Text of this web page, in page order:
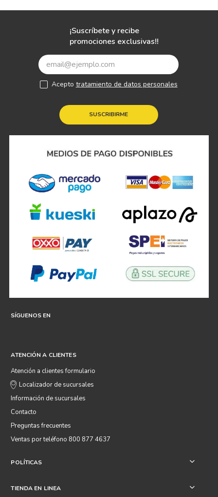
¡Suscríbete y recibe
promociones exclusivas!!
SUSCRIBIRME
Acepto tratamiento de datos personales
SÍGUENOS EN
ATENCIÓN A CLIENTES
Atención a clientes formulario
Localizador de sucursales
Información de sucursales
Contacto
Preguntas frecuentes
Ventas por teléfono 800 877 4637
POLÍTICAS +
TIENDA EN LINEA +